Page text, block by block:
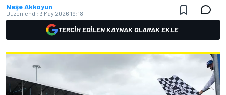
Neşe Akkoyun
Düzenlendi: 3 May 2026 19:18
TERCIH EDILEN KAYNAK OLARAK EKLE